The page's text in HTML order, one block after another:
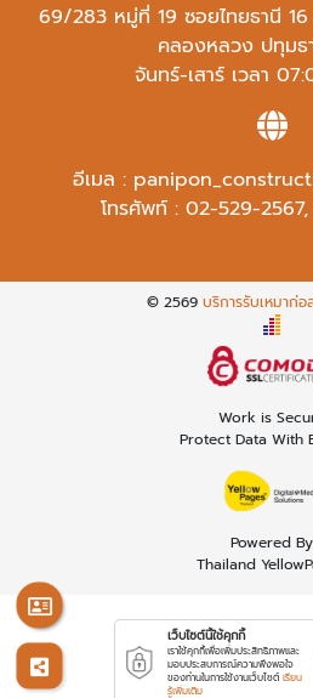
69/283 หมู่ที่ 19 ซอยไทยธานี
คลองหลวง ปทุมธ
จันทร์-เสาร์ เวลา
อีเมล :
โทรศัพท์ : 02-529-2567,
© 2569บริการรับเหมาก่
Work is
Protect Data With
Powered By
Thailand
เว็บไซต์นี้ใช้คุกกี้
เราใช้คุกกี้เพื่อเพิ่มประสิทธิภาพและ
มอบประสบการณ์ความพึงพอใจ
ของท่านในการใช้งานเว็บไซต์ เรียน
รู้เพิ่มเติม